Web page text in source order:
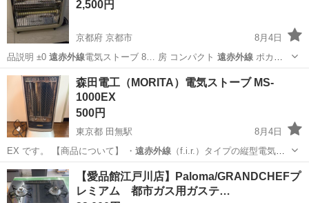
2,500円
京都府 京都市
8月4日
品説明 ±0 遠赤外線電気ストーブ 8… 房 コンパクト 遠赤外線ポカポ
カ 速暖…
京都 京都市 季節、空調家電 遠赤外線
森田電工（MORITA）電気ストーブ MS-
1000EX
500円
東京都 田無駅
8月4日
EX です。 【商品について】 ・ 遠赤外線（f.i.r.）タイプの縦型電気ス
ト…
東京 西東京市 田無駅 季節、空調家電
【愛品館江戸川店】Paloma/GRANDCHEFプ
レミアム 都市ガス用ガステ…